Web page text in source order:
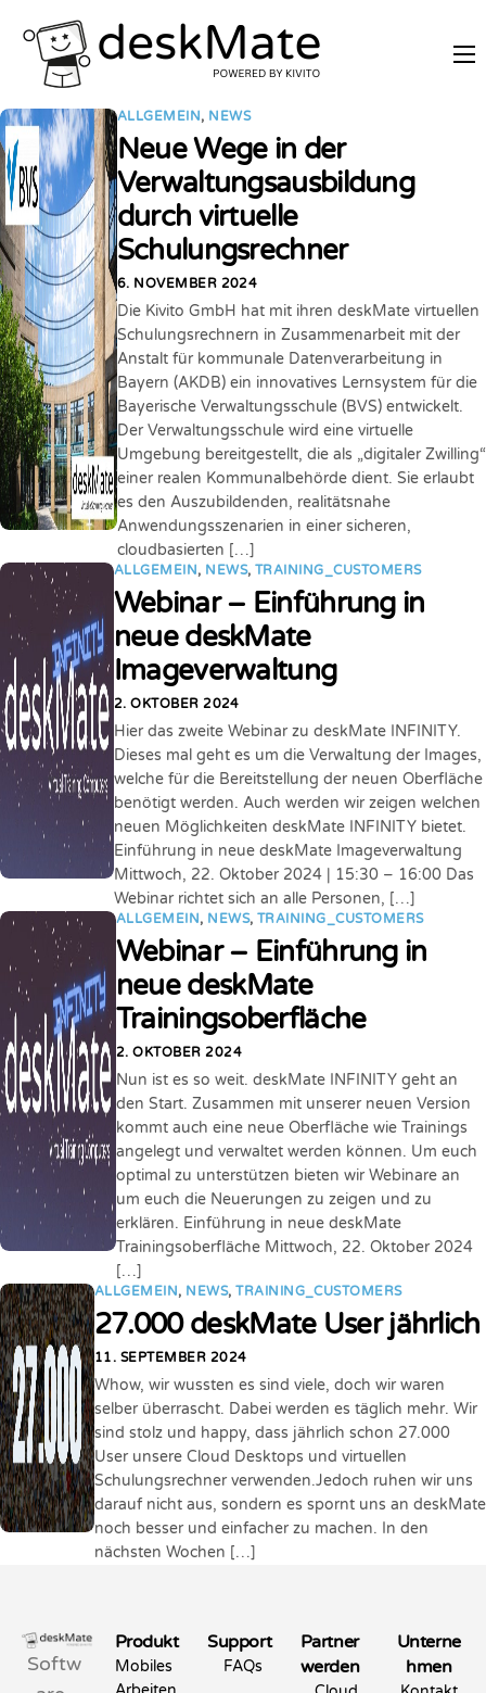
REMOTE TRAINING
MOBILES ARBEITEN
PREISE
PARTNER WERDEN
ÜBER DESKMATE
LOGIN
ALLGEMEIN, NEWS
Neue Wege in der
Verwaltungsausbildung
durch virtuelle
Schulungsrechner
6. NOVEMBER 2024
Die Kivito GmbH hat mit ihren deskMate virtuellen
Schulungsrechnern in Zusammenarbeit mit der
Anstalt für kommunale Datenverarbeitung in
Bayern (AKDB) ein innovatives Lernsystem für die
Bayerische Verwaltungsschule (BVS) entwickelt.
Der Verwaltungsschule wird eine virtuelle
Umgebung bereitgestellt, die als „digitaler Zwilling“
einer realen Kommunalbehörde dient. Sie erlaubt
es den Auszubildenden, realitätsnahe
Anwendungsszenarien in einer sicheren,
cloudbasierten […]
ALLGEMEIN, NEWS, TRAINING_CUSTOMERS
Webinar – Einführung in
neue deskMate
Imageverwaltung
2. OKTOBER 2024
Hier das zweite Webinar zu deskMate INFINITY.
Dieses mal geht es um die Verwaltung der Images,
welche für die Bereitstellung der neuen Oberfläche
benötigt werden. Auch werden wir zeigen welchen
neuen Möglichkeiten deskMate INFINITY bietet.
Einführung in neue deskMate Imageverwaltung
Mittwoch, 22. Oktober 2024 | 15:30 – 16:00 Das
Webinar richtet sich an alle Personen, […]
ALLGEMEIN, NEWS,TRAINING_CUSTOMERS
Webinar – Einführung in
neue deskMate
Trainingsoberfläche
2. OKTOBER 2024
Nun ist es so weit. deskMate INFINITY geht an
den Start. Zusammen mit unserer neuen Version
kommt auch eine neue Oberfläche wie Trainings
angelegt und verwaltet werden können. Um euch
optimal zu unterstützen bieten wir Webinare an
um euch die Neuerungen zu zeigen und zu
erklären. Einführung in neue deskMate
Trainingsoberfläche Mittwoch, 22. Oktober 2024
[…]
ALLGEMEIN, NEWS,TRAINING_CUSTOMERS
27.000 deskMate User jährlich
11. SEPTEMBER 2024
Whow, wir wussten es sind viele, doch wir waren
selber überrascht. Dabei werden es täglich mehr. Wir
sind stolz und happy, dass jährlich schon 27.000
User unsere Cloud Desktops und virtuellen
Schulungsrechner verwenden.Jedoch ruhen wir uns
darauf nicht aus, sondern es spornt uns an deskMate
noch besser und einfacher zu machen. In den
nächsten Wochen […]
Softw
Produkt
Mobiles
Support
FAQs
Partner
werden
Unterne
hmen